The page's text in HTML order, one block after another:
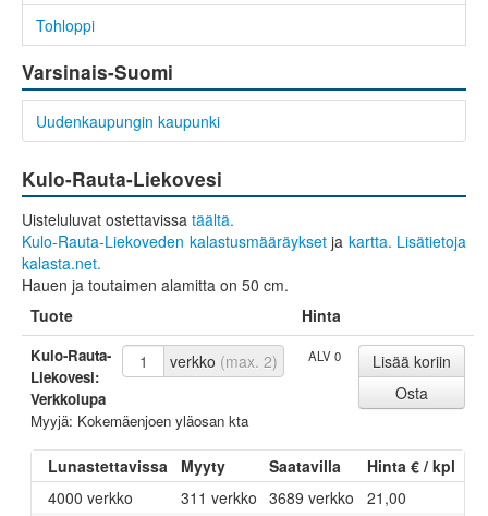
Tohloppi
Varsinais-Suomi
Uudenkaupungin kaupunki
Kulo-Rauta-Liekovesi
Uisteluluvat ostettavissa täältä.
Kulo-Rauta-Liekoveden kalastusmääräykset ja kartta. Lisätietoja
kalasta.net.
Hauen ja toutaimen alamitta on 50 cm.
Tuote
Hinta
verkko (max. 2)
Kulo-Rauta-
Liekovesi:
Verkkolupa
Myyjä: Kokemäenjoen yläosan kta
ALV 0
Lunastettavissa Myyty Saatavilla
Hinta € / kpl
4000 verkko
311 verkko 3689 verkko 21,00